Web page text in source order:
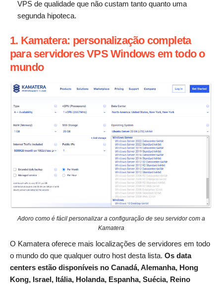
VPS de qualidade que não custam tanto quanto uma
segunda hipoteca.
1. Kamatera: personalização completa
para servidores VPS Windows em todo o
mundo
Adoro como é fácil personalizar a configuração de seu servidor com a
Kamatera
O Kamatera oferece mais localizações de servidores em todo
o mundo do que qualquer outro host desta lista. Os data
centers estão disponíveis no Canadá, Alemanha, Hong
Kong, Israel, Itália, Holanda, Espanha, Suécia, Reino